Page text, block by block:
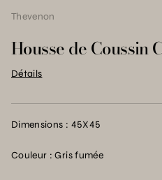
Thevenon
Housse de Coussin
Détails
Dimensions : 45X45
Couleur : Gris fumée